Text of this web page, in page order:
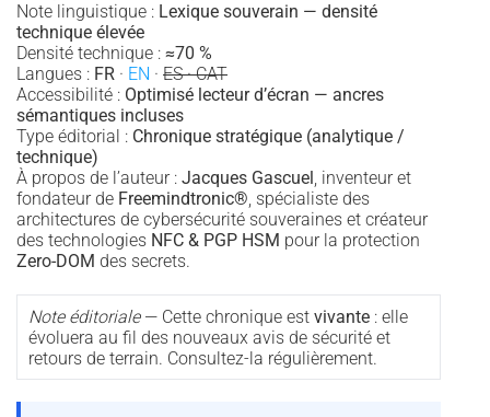
Note linguistique : Lexique souverain — densité
technique élevée
Densité technique : ≈70 %
Langues : FR · EN · ES · CAT
Accessibilité : Optimisé lecteur d’écran — ancres
sémantiques incluses
Type éditorial : Chronique stratégique (analytique /
technique)
À propos de l’auteur : Jacques Gascuel , inventeur et
fondateur de Freemindtronic®, spécialiste des
architectures de cybersécurité souveraines et créateur
des technologies NFC & PGP HSM pour la protection
Zero-DOM des secrets.
Note éditoriale— Cette chronique est vivante: elle
évoluera au fil des nouveaux avis de sécurité et
retours de terrain. Consultez-la régulièrement.